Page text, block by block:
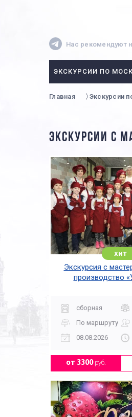
Нас рекомендуют
ЭКСКУРСИИ ПО
Главная Экскурсии
ЭКСКУРСИИ С
хит
Экскурсия с
производство
сборная
По маршруту
08.08.2026
от 3300руб.